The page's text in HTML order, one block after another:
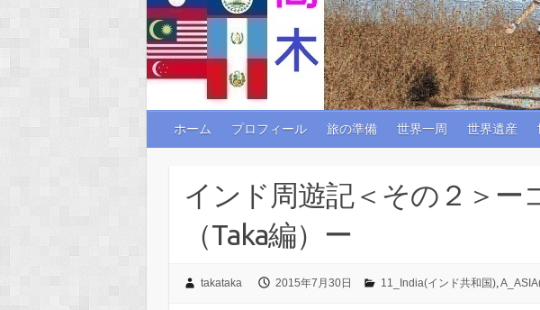
ホーム プロフィール 旅の準備 世界一周 世界遺産
インド周遊記＜その２＞ー
（Taka編）ー
takataka 2015年7月30日 11_India(インド共和国),